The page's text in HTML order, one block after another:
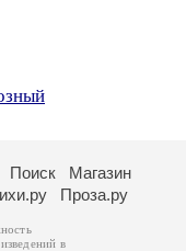
Поиск
Магазин
Проза.ру
в